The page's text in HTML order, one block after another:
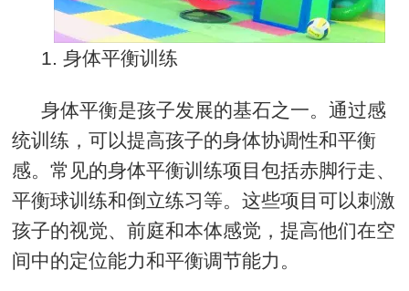
1. 身体平衡训练
身体平衡是孩子发展的基石之一。通过感
统训练，可以提高孩子的身体协调性和平衡
感。常见的身体平衡训练项目包括赤脚行走、
平衡球训练和倒立练习等。这些项目可以刺激
孩子的视觉、前庭和本体感觉，提高他们在空
间中的定位能力和平衡调节能力。